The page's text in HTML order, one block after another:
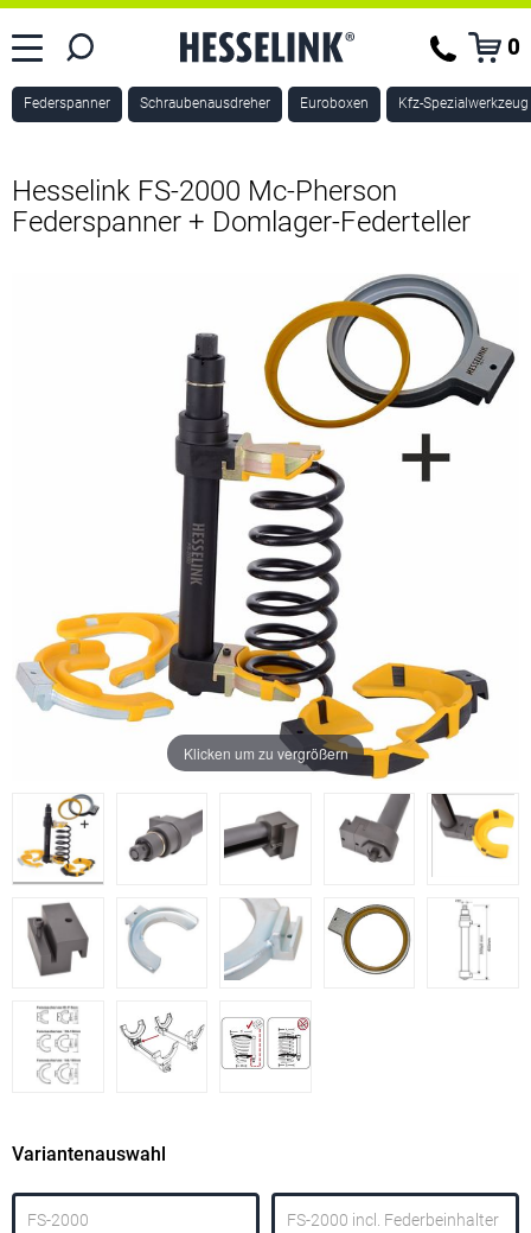
0
Federspanner Schraubenausdreher Euroboxen Kfz-Spezialwerkzeug
Hesselink FS-2000 Mc-Pherson
Federspanner + Domlager-Federteller
Klicken um zu vergrößern
Variantenauswahl
FS-2000 incl. Federbeinhalter
FS-2000